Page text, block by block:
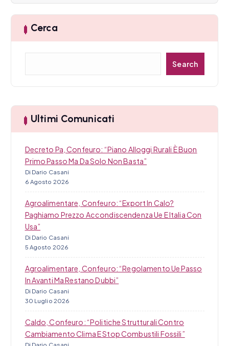
a
o
l
Cerca
a
Search
Ultimi Comunicati
Decreto Pa, Confeuro: “Piano Alloggi Rurali È Buon
Primo Passo Ma Da Solo Non Basta”
Di Dario Casani
6 Agosto 2026
Agroalimentare, Confeuro: “Export In Calo?
Paghiamo Prezzo Accondiscendenza Ue E Italia Con
Usa”
Di Dario Casani
5 Agosto 2026
Agroalimentare, Confeuro: “Regolamento Ue Passo
In Avanti Ma Restano Dubbi”
Di Dario Casani
30 Luglio 2026
Caldo, Confeuro: “Politiche Strutturali Contro
Cambiamento Clima E Stop Combustili Fossili”